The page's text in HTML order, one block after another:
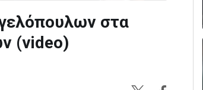
στα
(video)